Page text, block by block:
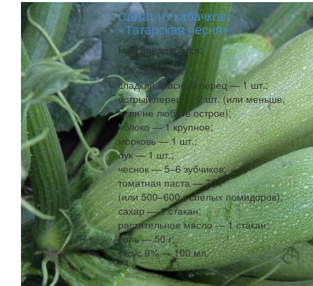
Салат из кабачков
«Татарская песня»
Нам понадобится:
кабачки — 2 кг;
сладкий красный перец — 1 шт.;
острый перец — 2 шт. (или меньше,
если не любите острое);
яблоко — 1 крупное;
морковь — 1 шт.;
лук — 1 шт.;
чеснок — 5–6 зубчиков;
томатная паста — 70 г
(или 500–600 г спелых помидоров);
сахар — 1 стакан;
растительное масло — 1 стакан;
соль — 50 г;
уксус 9% — 100 мл.